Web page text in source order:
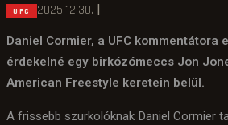
UFC 2025.12.30. |
Daniel Cormier, a UFC kommentátora
érdekelné egy birkózómeccs Jon
American Freestyle keretein belül.
A frissebb szurkolóknak Daniel Cormier